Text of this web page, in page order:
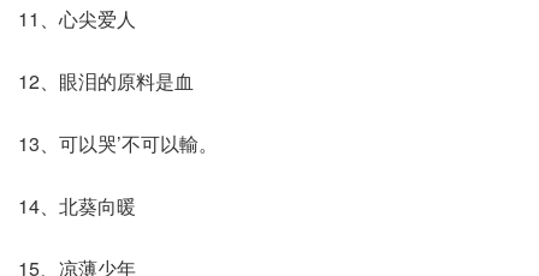
11、心尖爱人
12、眼泪的原料是血
13、可以哭’不可以輸。
14、北葵向暖
15、凉薄少年